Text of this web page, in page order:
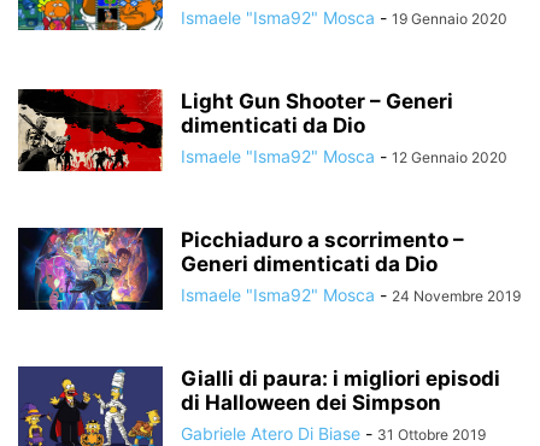
Ismaele "Isma92" Mosca - 19 Gennaio 2020
Light Gun Shooter – Generi
dimenticati da Dio
Ismaele "Isma92" Mosca - 12 Gennaio 2020
Picchiaduro a scorrimento –
Generi dimenticati da Dio
Ismaele "Isma92" Mosca - 24 Novembre 2019
Gialli di paura: i migliori episodi
di Halloween dei Simpson
Gabriele Atero Di Biase - 31 Ottobre 2019